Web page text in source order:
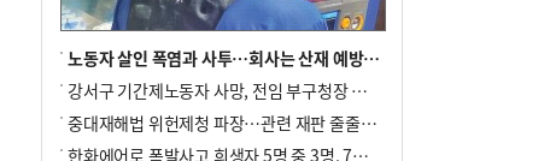
노동자 살인 폭염과 사투…회사는 산재 예방·전기료 절감 전력
강서구 기간제노동자 사망, 전임 부구청장 檢 송치
중대재해법 위헌제청 파장…관련 재판 줄줄이 브레이크
한화에어로 폭발사고 희생자 5명 중 3명, 7일 영면